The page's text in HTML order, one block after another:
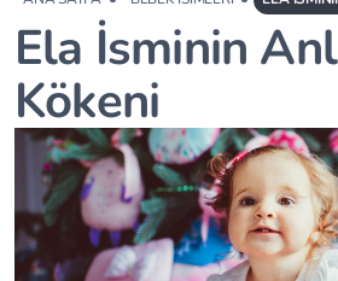
Ela İsminin
Kökeni